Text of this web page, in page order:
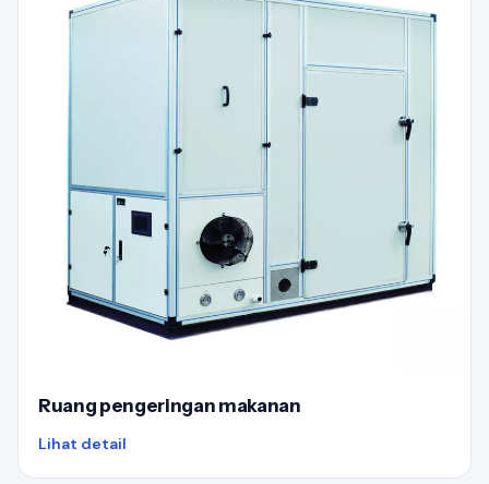
Ruang pengeringan makanan
Lihat detail